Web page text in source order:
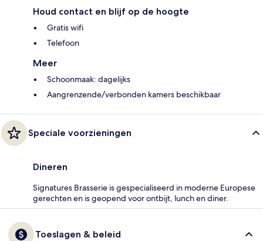
Houd contact en blijf op de hoogte
Gratis wifi
Telefoon
Meer
Schoonmaak: dagelijks
Aangrenzende/verbonden kamers beschikbaar
Speciale voorzieningen
Dineren
Signatures Brasserie is gespecialiseerd in moderne Europese
gerechten en is geopend voor ontbijt, lunch en diner.
Toeslagen & beleid